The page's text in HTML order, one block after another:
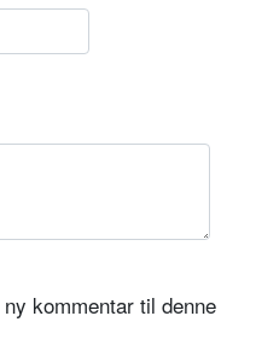
kommentar til denne